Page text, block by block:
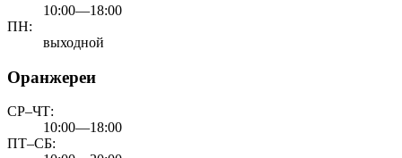
10:00—18:00
ПН:
выходной
Оранжереи
СР–ЧТ:
10:00—18:00
ПТ–СБ: